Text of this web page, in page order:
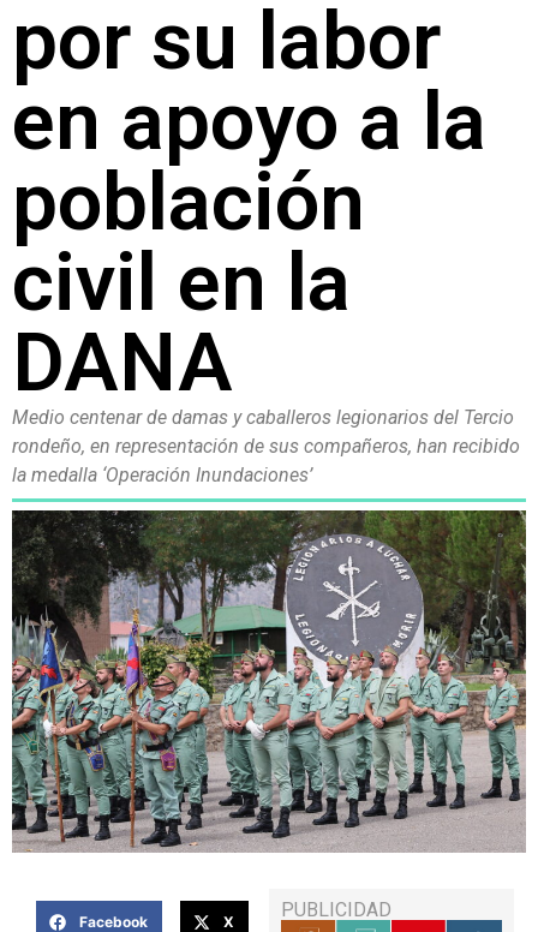
por su labor
en apoyo a la
población
civil en la
DANA
Medio centenar de damas y caballeros legionarios del Tercio
rondeño, en representación de sus compañeros, han recibido
la medalla ‘Operación Inundaciones’
Facebook X
PUBLICIDAD